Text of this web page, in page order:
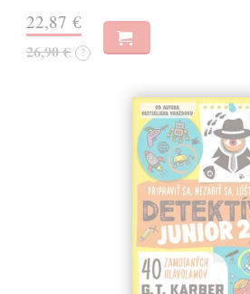
22,87 €
26,90 € ?